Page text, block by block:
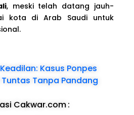
, meski telah datang jauh-
kota di Arab Saudi untuk
Kasus Ponpes
Tanpa Pandang
Cakwar.com: